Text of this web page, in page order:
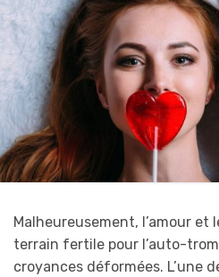
Malheureusement, l’amour et
terrain fertile pour l’auto-
croyances déformées. L’une